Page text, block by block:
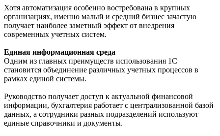
Хотя автоматизация особенно востребована в крупных
организациях, именно малый и средний бизнес зачастую
получает наиболее заметный эффект от внедрения
современных учетных систем.
Единая информационная среда
Одним из главных преимуществ использования 1С
становится объединение различных учетных процессов в
рамках единой системы.
Руководство получает доступ к актуальной финансовой
информации, бухгалтерия работает с централизованной базой
данных, а сотрудники разных подразделений используют
единые справочники и документы.